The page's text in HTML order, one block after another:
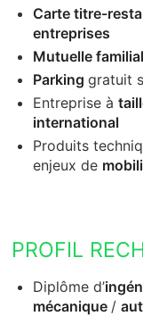
Carte titre-
entreprises
Mutuelle
Parkinggratuit
Entreprise à
international
Produits
enjeux de
PROFIL
Diplôme d’
mécanique /